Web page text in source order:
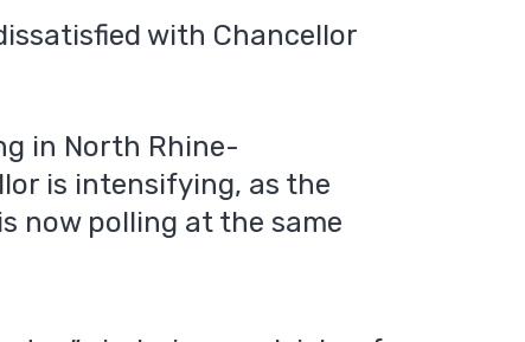
with Chancellor
in North Rhine-
is intensifying, as the
now polling at the same